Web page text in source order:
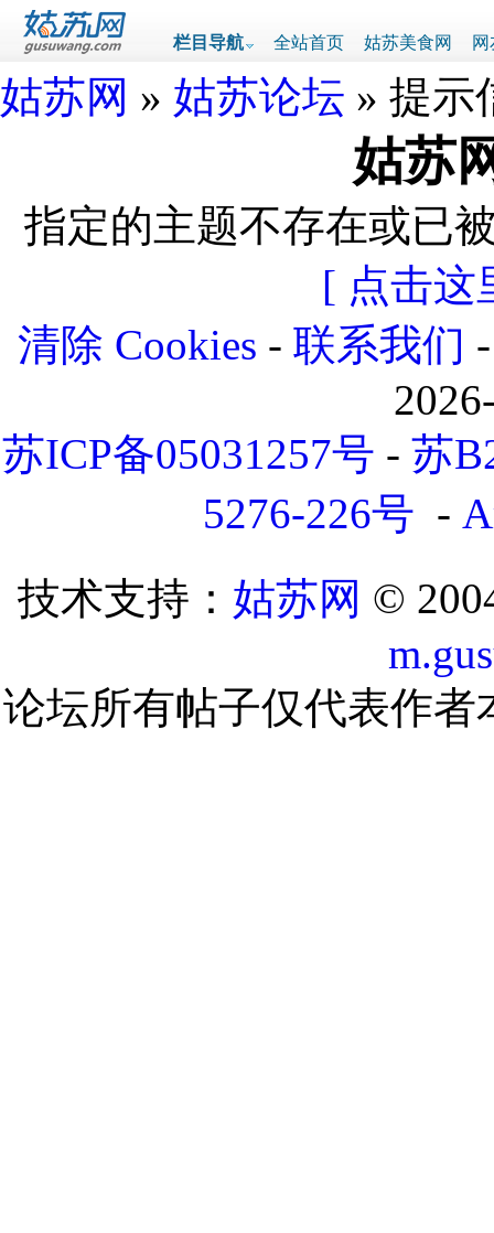
栏目导航 全站首页 姑苏美食网
姑苏网 » 姑苏论坛 » 提示
姑苏
指定的主题不存在或已
[ 点击这
清除 Cookies - 联系我们
苏ICP备05031257号 - 苏
5276-226号 -
技术支持： 姑苏网 ©
论坛所有帖子仅代表作